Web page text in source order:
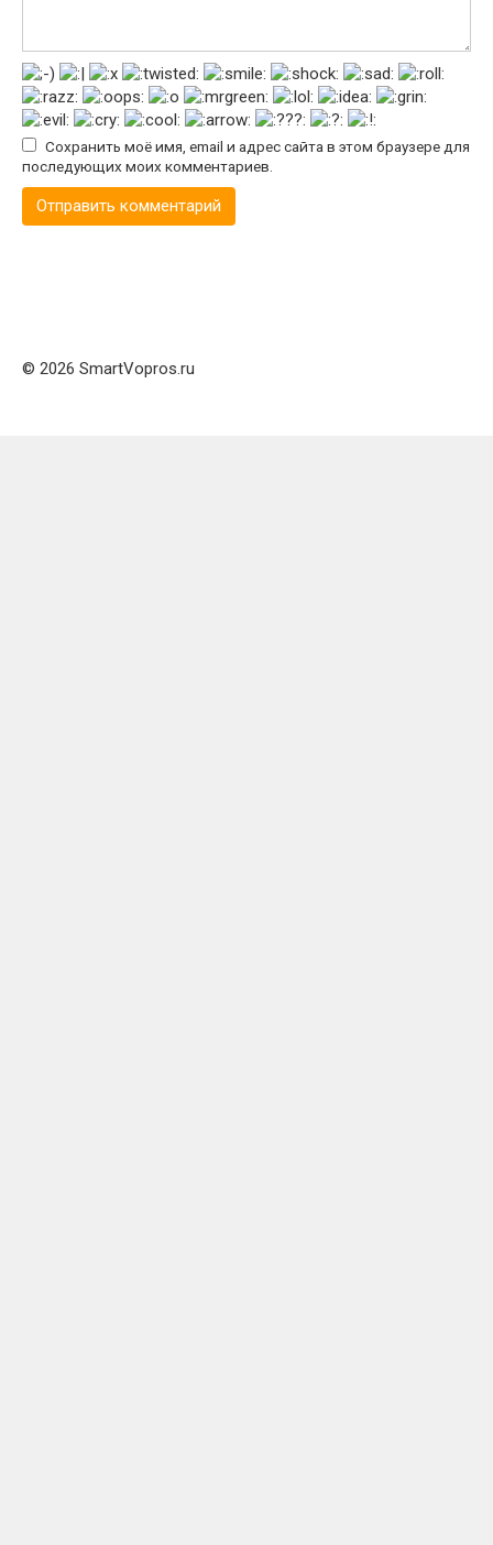
Сохранить моё имя, email и адрес сайта в этом браузере для
последующих моих комментариев.
© 2026 SmartVopros.ru